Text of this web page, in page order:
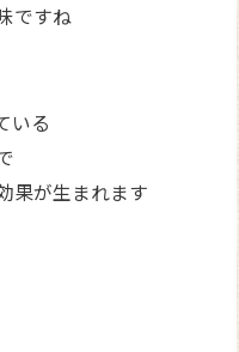
ですね
いる
果が生まれます